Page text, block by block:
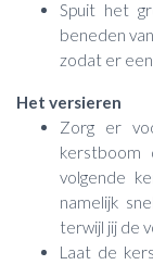
Spuit het
beneden
zodat er
Het versieren
Zorg er
volgende
namelijk
terwijl jij de
Laat de